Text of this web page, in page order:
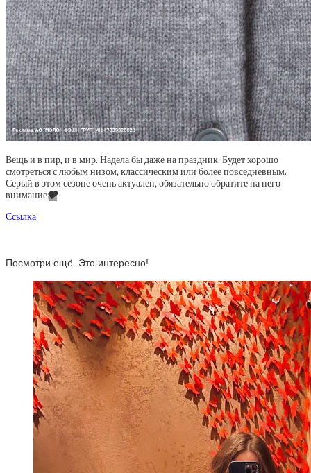
Вещь и в пир, и в мир. Надела бы даже на праздник. Будет хорошо
смотреться с любым низом, классическим или более повседневным.
Серый в этом сезоне очень актуален, обязательно обратите на него
внимание🩶
Ссылка
Посмотри ещё. Это интересно!